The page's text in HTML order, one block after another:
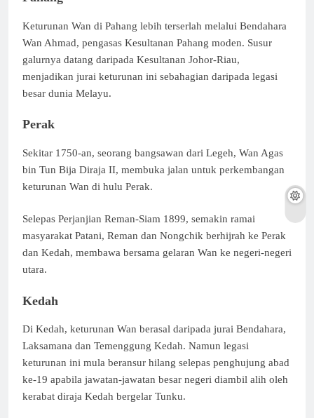
Keturunan Wan di Pahang lebih terserlah melalui Bendahara
Wan Ahmad, pengasas Kesultanan Pahang moden. Susur
galurnya datang daripada Kesultanan Johor-Riau,
menjadikan jurai keturunan ini sebahagian daripada legasi
besar dunia Melayu.
Perak
Sekitar 1750-an, seorang bangsawan dari Legeh, Wan Agas
bin Tun Bija Diraja II, membuka jalan untuk perkembangan
keturunan Wan di hulu Perak.
Selepas Perjanjian Reman-Siam 1899, semakin ramai
masyarakat Patani, Reman dan Nongchik berhijrah ke Perak
dan Kedah, membawa bersama gelaran Wan ke negeri-negeri
utara.
Kedah
Di Kedah, keturunan Wan berasal daripada jurai Bendahara,
Laksamana dan Temenggung Kedah. Namun legasi
keturunan ini mula beransur hilang selepas penghujung abad
ke-19 apabila jawatan-jawatan besar negeri diambil alih oleh
kerabat diraja Kedah bergelar Tunku.